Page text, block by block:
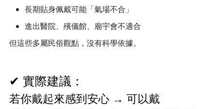
長期貼身佩戴可能「氣場不合」
進出醫院、殯儀館、廟宇會不適合
但這些多屬民俗觀點，沒有科學依據。
✔ 實際建議：
若你戴起來感到安心 → 可以戴